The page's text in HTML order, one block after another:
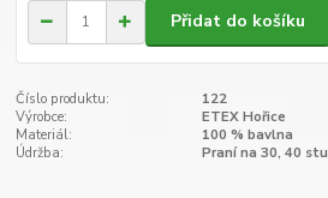
Přidat do košíku
Číslo produktu:
122
Výrobce:
ETEX Hořice
Materiál:
100 % bavlna
Údržba:
Praní na 30, 40